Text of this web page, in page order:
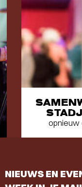
opnieuw
NIEUWS EN